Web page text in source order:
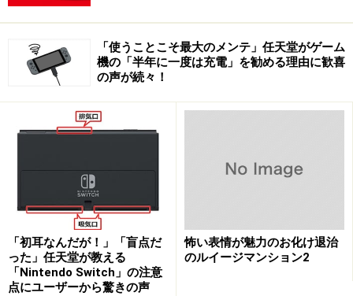
「使うことこそ最大のメンテ」任天堂がゲーム
機の「半年に一度は充電」を勧める理由に歓喜
の声が続々！
「初耳なんだが！」「盲点だ
った」任天堂が教える
「Nintendo Switch」の注意
点にユーザーから驚きの声
怖い表情が魅力のお化け退治
のルイージマンション2